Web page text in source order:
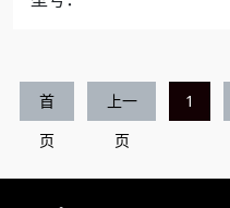
首
页
上一
页
1